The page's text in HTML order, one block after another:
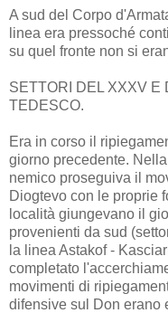
A sud del Corpo
linea era pressoché
su quel fronte non si
SETTORI DEL XXXV E
TEDESCO.
Era in corso il
giorno precedente.
nemico proseguiva il
Diogtevo con le proprie
località giungevano il
provenienti da sud
la linea Astakof -
completato
movimenti di
difensive sul Don erano